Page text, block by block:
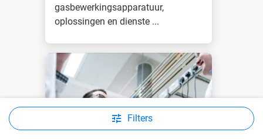
Filters
gasbewerkingsapparatuur,
oplossingen en dienste ...